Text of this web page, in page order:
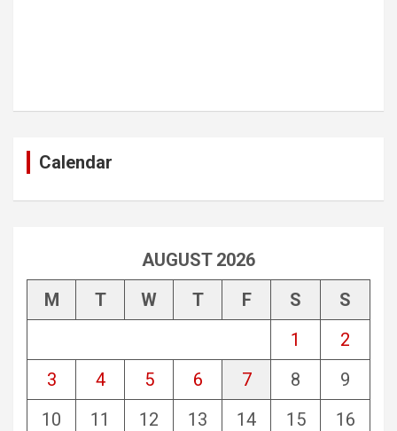
Calendar
AUGUST 2026
M
T W T F S
S
1
2
3
4 5 6 7 8
9
10
11 12 13 14 15
16